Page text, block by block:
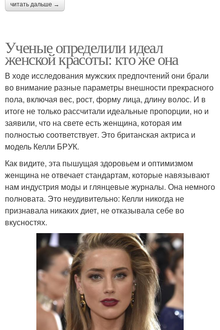
читать дальше →
Ученые определили идеал
женской красоты: кто же она
В ходе исследования мужских предпочтений они брали
во внимание разные параметры внешности прекрасного
пола, включая вес, рост, форму лица, длину волос. И в
итоге не только рассчитали идеальные пропорции, но и
заявили, что на свете есть женщина, которая им
полностью соответствует. Это британская актриса и
модель Келли БРУК.
Как видите, эта пышущая здоровьем и оптимизмом
женщина не отвечает стандартам, которые навязывают
нам индустрия моды и глянцевые журналы. Она немного
полновата. Это неудивительно: Келли никогда не
признавала никаких диет, не отказывала себе во
вкусностях.